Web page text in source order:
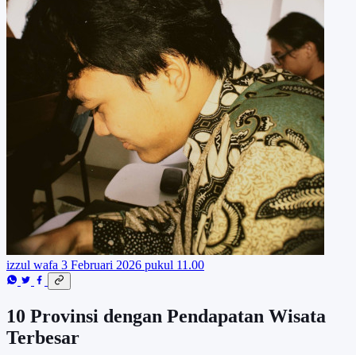
izzul wafa 3 Februari 2026 pukul 11.00
10 Provinsi dengan Pendapatan Wisata
Terbesar